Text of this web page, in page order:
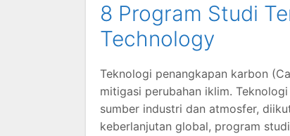
8 Program Studi
Technology
Teknologi penangkapan karbon
mitigasi perubahan iklim.
sumber industri dan atmosfer,
keberlanjutan global, program